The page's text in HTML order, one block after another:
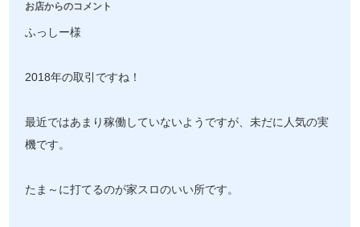
お店からのコメント
ふっしー様
2018年の取引ですね！
最近ではあまり稼働していないようですが、未だに人気の実
機です。
たま～に打てるのが家スロのいい所です。